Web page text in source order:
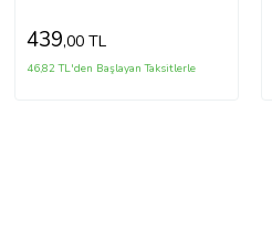
439,00 TL
46,82 TL'den Başlayan Taksitlerle